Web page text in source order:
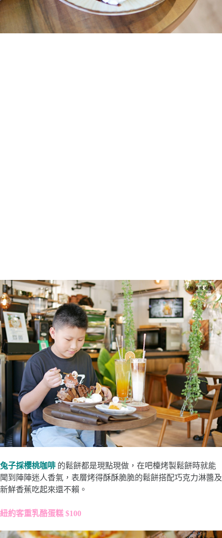
兔子採櫻桃咖啡 的鬆餅都是現點現做，在吧檯烤製鬆餅時就能
聞到陣陣迷人香氣，表層烤得酥酥脆脆的鬆餅搭配巧克力淋醬及
新鮮香蕉吃起來還不賴。
紐約客重乳酪蛋糕 $100